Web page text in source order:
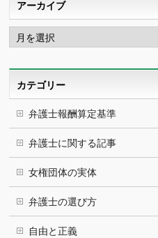
アーカイブ
ア
ー
カ
カテゴリー
弁護士報酬算定基準
弁護士に関する記事
女権団体の実体
弁護士の選び方
自由と正義